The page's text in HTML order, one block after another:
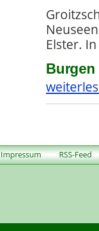
Elster.
Impressum RSS-Feed